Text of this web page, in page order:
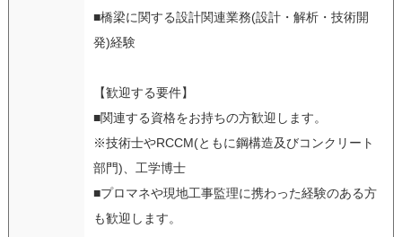
■橋梁に関する設計関連業務(設計・解析・技術開
発)経験
【歓迎する要件】
■関連する資格をお持ちの方歓迎します。
※技術士やRCCM(ともに鋼構造及びコンクリート
部門)、工学博士
■プロマネや現地工事監理に携わった経験のある方
も歓迎します。